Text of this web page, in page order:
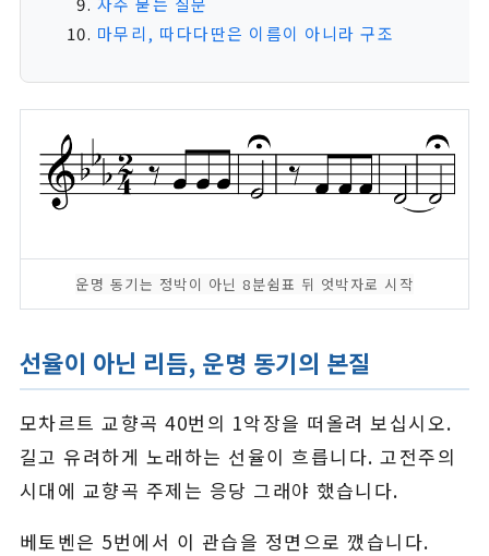
마무리, 따다다딴은 이름이 아니라 구조
운명 동기는 정박이 아닌 8분쉼표 뒤 엇박자로 시작
선율이 아닌 리듬, 운명 동기의 본질
모차르트 교향곡 40번의 1악장을 떠올려 보십시오.
길고 유려하게 노래하는 선율이 흐릅니다. 고전주의
시대에 교향곡 주제는 응당 그래야 했습니다.
베토벤은 5번에서 이 관습을 정면으로 깼습니다.